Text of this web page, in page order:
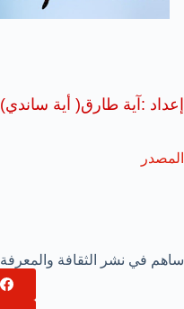
إعداد :آية طارق( أية ساندي)
المصدر
ساهم في نشر الثقافة والمعرفة